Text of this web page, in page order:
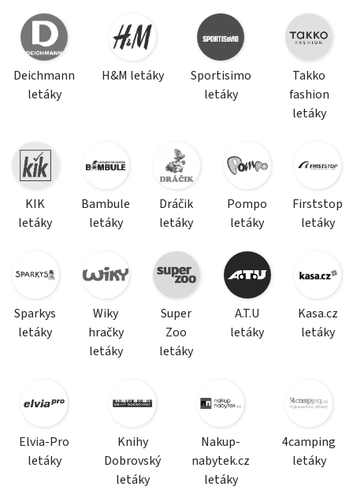
Deichmann
letáky
H&M letáky
Sportisimo
letáky
Takko
fashion
letáky
KIK
letáky
Bambule
letáky
Dráčik
letáky
Pompo
letáky
Firststop
letáky
Sparkys
letáky
Wiky
hračky
letáky
Super
Zoo
letáky
A.T.U
letáky
Kasa.cz
letáky
Elvia-Pro
letáky
Knihy
Dobrovský
letáky
Nakup-
nabytek.cz
letáky
4camping
letáky